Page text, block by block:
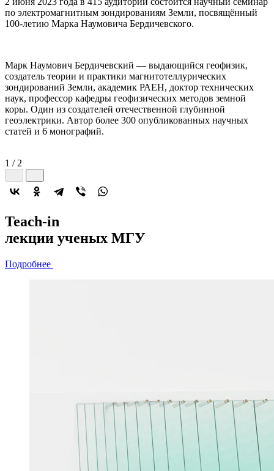
по электромагнитным зондированиям Земли, посвящённый
100-летию Марка Наумовича Бердичевского.
Марк Наумович Бердичевский — выдающийся геофизик,
создатель теории и практики магнитотеллурических
зондирований Земли, академик РАЕН, доктор технических
наук, профессор кафедры геофизических методов земной
коры. Один из создателей отечественной глубинной
геоэлектрики. Автор более 300 опубликованных научных
статей и 6 монографий.
1 / 2
2022-й год
объявленгодом минералогии
Подробнее
Teach-in
лекции ученых МГУ
Подробнее